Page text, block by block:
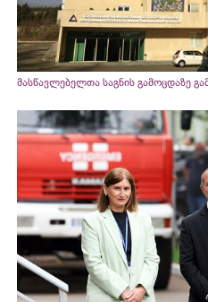
მასწავლებელთა საგნის გამოცდაზე